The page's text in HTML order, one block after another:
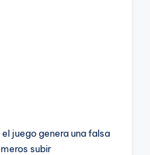
juego genera una falsa
subir